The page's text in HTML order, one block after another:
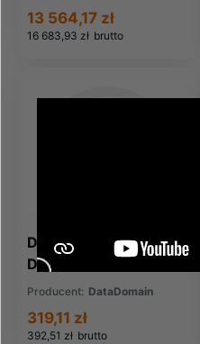
16 683,93 zł brutto
13 564,17 zł
DATADOMAIN
DataDomain FAN 2 X
CPU 1 X MEM FAN (X-
1406-FAN)
Producent: DataDomain
392,51 zł brutto
319,11 zł